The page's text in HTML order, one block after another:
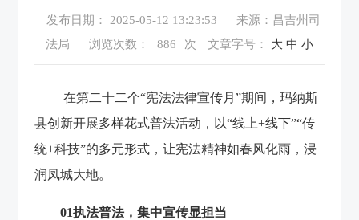
发布日期： 2025-05-12 13:23:53
来源：昌吉州司
法局
浏览次数： 886 次 文章字号： 大 中 小
在第二十二个“宪法法律宣传月”期间，玛纳斯
县创新开展多样花式普法活动，以“线上+线下”“传
统+科技”的多元形式，让宪法精神如春风化雨，浸
润凤城大地。
01执法普法，集中宣传显担当